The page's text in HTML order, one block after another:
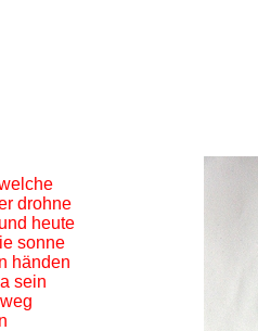
drohne
heute
sonne
händen
sein